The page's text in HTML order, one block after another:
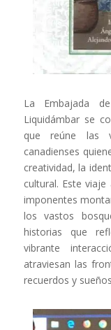
La Embajada
Liquidámbar se
que reúne las
canadienses
creatividad, la
cultural. Este
imponentes
los vastos
historias que
vibrante
atraviesan las
recuerdos y